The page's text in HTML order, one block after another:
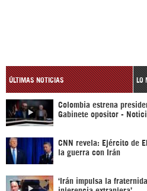
ÚLTIMAS NOTICIAS LO
Colombia estrena
Gabinete opositor -
CNN revela: Ejército de
la guerra con Irán
‘Irán impulsa la
injerencia extranjera’